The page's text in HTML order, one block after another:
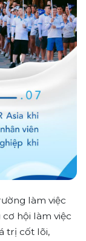
làm việc
hội làm việc
trị cốt lõi,